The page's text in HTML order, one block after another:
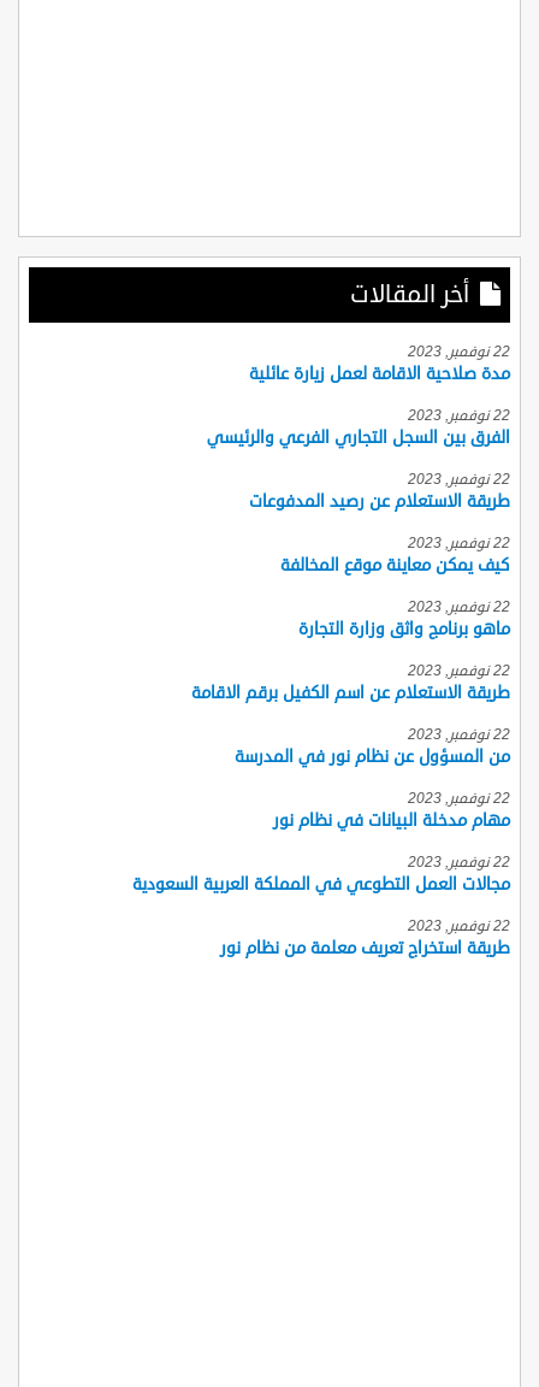
أخر المقالات
22 نوفمبر, 2023
مدة صلاحية الاقامة لعمل زيارة عائلية
22 نوفمبر, 2023
الفرق بين السجل التجاري الفرعي والرئيسي
22 نوفمبر, 2023
طريقة الاستعلام عن رصيد المدفوعات
22 نوفمبر, 2023
كيف يمكن معاينة موقع المخالفة
22 نوفمبر, 2023
ماهو برنامج واثق وزارة التجارة
22 نوفمبر, 2023
طريقة الاستعلام عن اسم الكفيل برقم الاقامة
22 نوفمبر, 2023
من المسؤول عن نظام نور في المدرسة
22 نوفمبر, 2023
مهام مدخلة البيانات في نظام نور
22 نوفمبر, 2023
مجالات العمل التطوعي في المملكة العربية السعودية
22 نوفمبر, 2023
طريقة استخراج تعريف معلمة من نظام نور